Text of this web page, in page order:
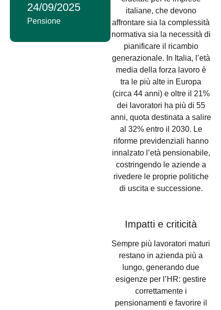
24/09/2025
Pensione
italiane, che devono
affrontare sia la complessità
normativa sia la necessità di
pianificare il ricambio
generazionale. In Italia, l’età
media della forza lavoro è
tra le più alte in Europa
(circa 44 anni) e oltre il 21%
dei lavoratori ha più di 55
anni, quota destinata a salire
al 32% entro il 2030. Le
riforme previdenziali hanno
innalzato l’età pensionabile,
costringendo le aziende a
rivedere le proprie politiche
di uscita e successione.
Impatti e criticità
Sempre più lavoratori maturi
restano in azienda più a
lungo, generando due
esigenze per l’HR: gestire
correttamente i
pensionamenti e favorire il